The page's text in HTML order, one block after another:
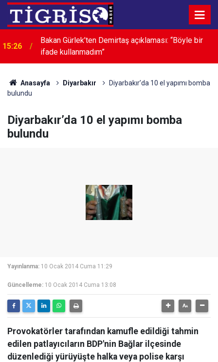
15:26
Bakan Gürlek’ten Demirtaş açıklaması: “Böyle bir
ifade kullanmadım”
Anasayfa Diyarbakır
Diyarbakır’da 10 el yapımı bomba
bulundu
Diyarbakır’da 10 el yapımı bomba
bulundu
Yayınlanma: 10 Ocak 2014 Cuma 11:29
Güncelleme: 10 Ocak 2014 Cuma 13:08
Provokatörler tarafından kamufle edildiği tahmin
edilen patlayıcıların BDP'nin Bağlar ilçesinde
düzenlediği yürüyüşte halka veya polise karşı